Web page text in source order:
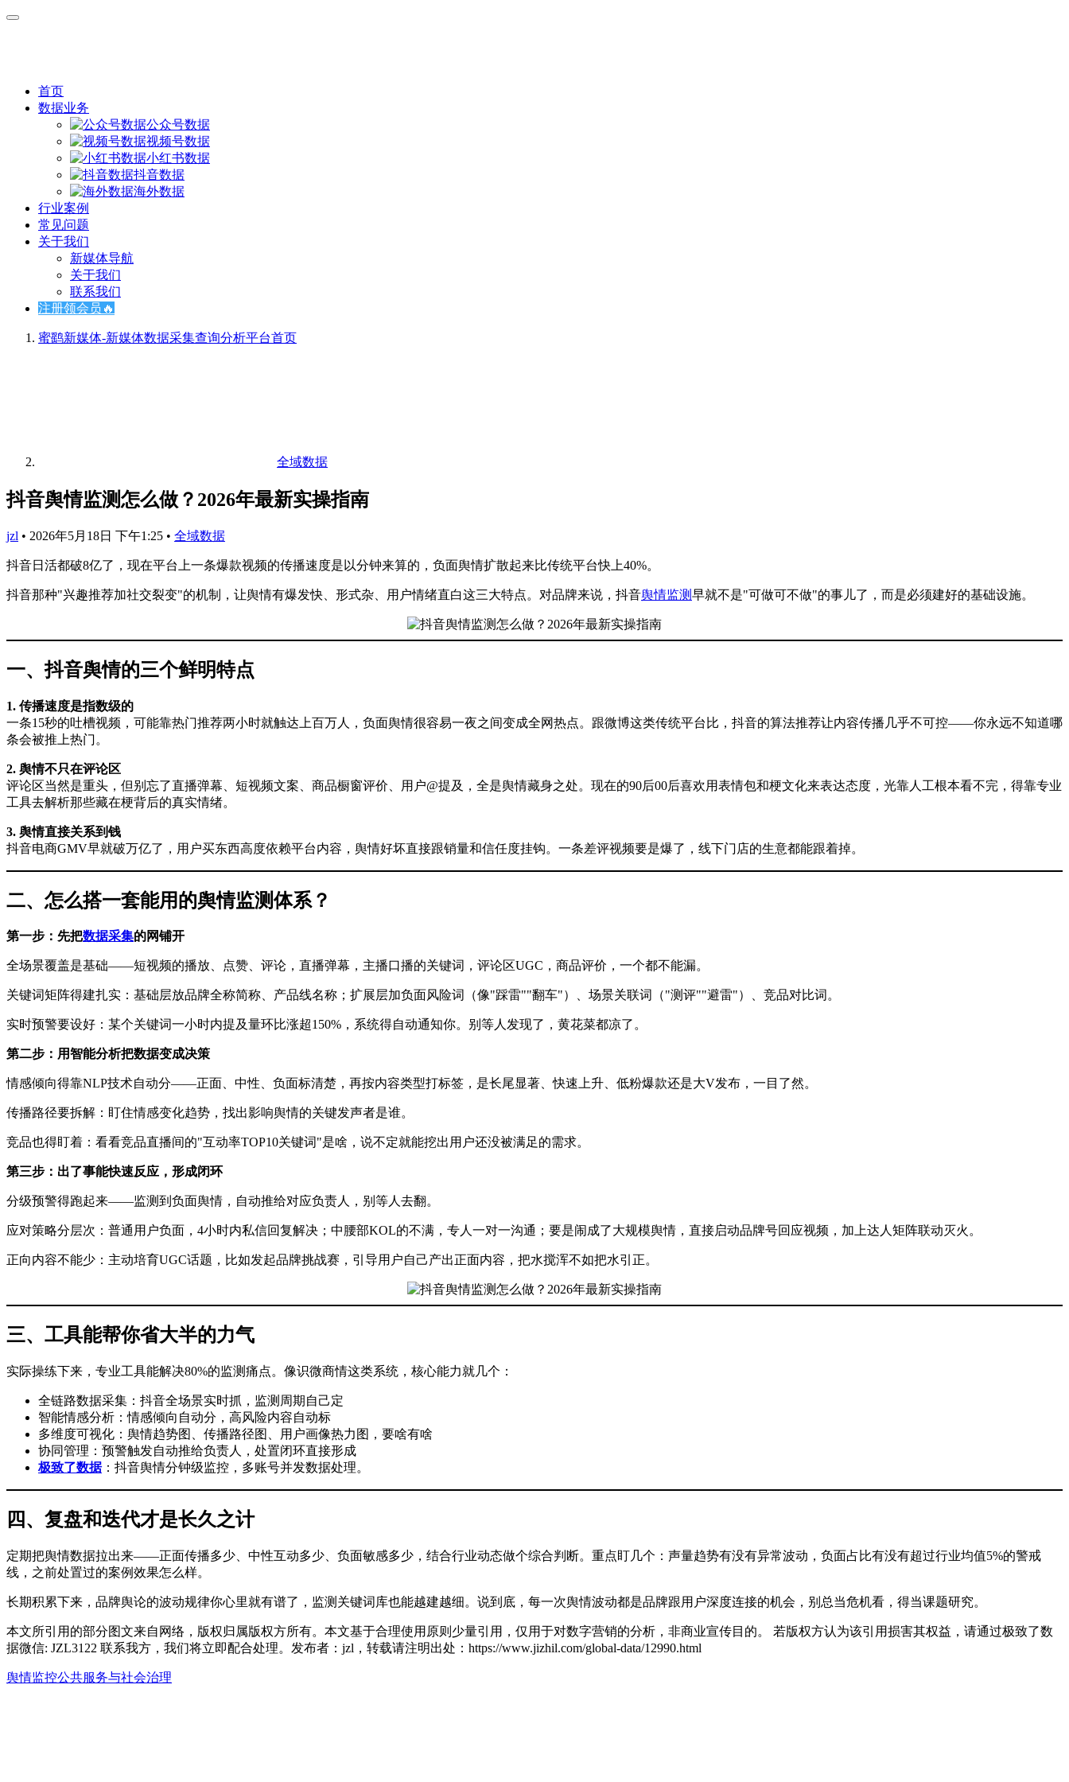
首页
数据业务
公众号数据
视频号数据
小红书数据
抖音数据
海外数据
行业案例
常见问题
关于我们
新媒体导航
关于我们
联系我们
注册领会员🔥
蜜鹞新媒体-新媒体数据采集查询分析平台首页
全域数据
抖音舆情监测怎么做？2026年最新实操指南
jzl • 2026年5月18日 下午1:25 • 全域数据
抖音日活都破8亿了，现在平台上一条爆款视频的传播速度是以分钟来算的，负面舆情扩散起来比传统平台快上40%。
抖音那种"兴趣推荐加社交裂变"的机制，让舆情有爆发快、形式杂、用户情绪直白这三大特点。对品牌来说，抖音舆情监测早就不是"可做可不做"的事儿了，而是必须建好的基础设施。
一、抖音舆情的三个鲜明特点
1. 传播速度是指数级的
一条15秒的吐槽视频，可能靠热门推荐两小时就触达上百万人，负面舆情很容易一夜之间变成全网热点。跟微博这类传统平台比，抖音的算法推荐让内容传播几乎不可控——你永远不知道哪
条会被推上热门。
2. 舆情不只在评论区
评论区当然是重头，但别忘了直播弹幕、短视频文案、商品橱窗评价、用户@提及，全是舆情藏身之处。现在的90后00后喜欢用表情包和梗文化来表达态度，光靠人工根本看不完，得靠专业
工具去解析那些藏在梗背后的真实情绪。
3. 舆情直接关系到钱
抖音电商GMV早就破万亿了，用户买东西高度依赖平台内容，舆情好坏直接跟销量和信任度挂钩。一条差评视频要是爆了，线下门店的生意都能跟着掉。
二、怎么搭一套能用的舆情监测体系？
第一步：先把数据采集的网铺开
全场景覆盖是基础——短视频的播放、点赞、评论，直播弹幕，主播口播的关键词，评论区UGC，商品评价，一个都不能漏。
关键词矩阵得建扎实：基础层放品牌全称简称、产品线名称；扩展层加负面风险词（像"踩雷""翻车"）、场景关联词（"测评""避雷"）、竞品对比词。
实时预警要设好：某个关键词一小时内提及量环比涨超150%，系统得自动通知你。别等人发现了，黄花菜都凉了。
第二步：用智能分析把数据变成决策
情感倾向得靠NLP技术自动分——正面、中性、负面标清楚，再按内容类型打标签，是长尾显著、快速上升、低粉爆款还是大V发布，一目了然。
传播路径要拆解：盯住情感变化趋势，找出影响舆情的关键发声者是谁。
竞品也得盯着：看看竞品直播间的"互动率TOP10关键词"是啥，说不定就能挖出用户还没被满足的需求。
第三步：出了事能快速反应，形成闭环
分级预警得跑起来——监测到负面舆情，自动推给对应负责人，别等人去翻。
应对策略分层次：普通用户负面，4小时内私信回复解决；中腰部KOL的不满，专人一对一沟通；要是闹成了大规模舆情，直接启动品牌号回应视频，加上达人矩阵联动灭火。
正向内容不能少：主动培育UGC话题，比如发起品牌挑战赛，引导用户自己产出正面内容，把水搅浑不如把水引正。
三、工具能帮你省大半的力气
实际操练下来，专业工具能解决80%的监测痛点。像识微商情这类系统，核心能力就几个：
全链路数据采集：抖音全场景实时抓，监测周期自己定
智能情感分析：情感倾向自动分，高风险内容自动标
多维度可视化：舆情趋势图、传播路径图、用户画像热力图，要啥有啥
协同管理：预警触发自动推给负责人，处置闭环直接形成
极致了数据：抖音舆情分钟级监控，多账号并发数据处理。
四、复盘和迭代才是长久之计
定期把舆情数据拉出来——正面传播多少、中性互动多少、负面敏感多少，结合行业动态做个综合判断。重点盯几个：声量趋势有没有异常波动，负面占比有没有超过行业均值5%的警戒
线，之前处置过的案例效果怎么样。
长期积累下来，品牌舆论的波动规律你心里就有谱了，监测关键词库也能越建越细。说到底，每一次舆情波动都是品牌跟用户深度连接的机会，别总当危机看，得当课题研究。
本文所引用的部分图文来自网络，版权归属版权方所有。本文基于合理使用原则少量引用，仅用于对数字营销的分析，非商业宣传目的。 若版权方认为该引用损害其权益，请通过极致了数
据微信: JZL3122 联系我方，我们将立即配合处理。发布者：jzl，转载请注明出处： https://www.jizhil.com/global-data/12990.html
舆情监控公共服务与社会治理